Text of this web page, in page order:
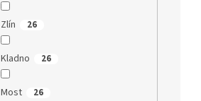
Zlín 26
Kladno 26
Most 26